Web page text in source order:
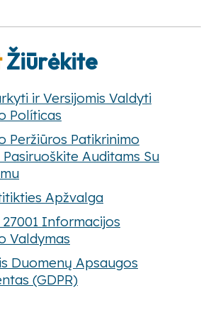
Žiūrėkite
ir Versijomis Valdyti
Políticas
Peržiūros Patikrinimo
Pasiruoškite Auditams Su
Apžvalga
Informacijos
Valdymas
Duomenų Apsaugos
(GDPR)